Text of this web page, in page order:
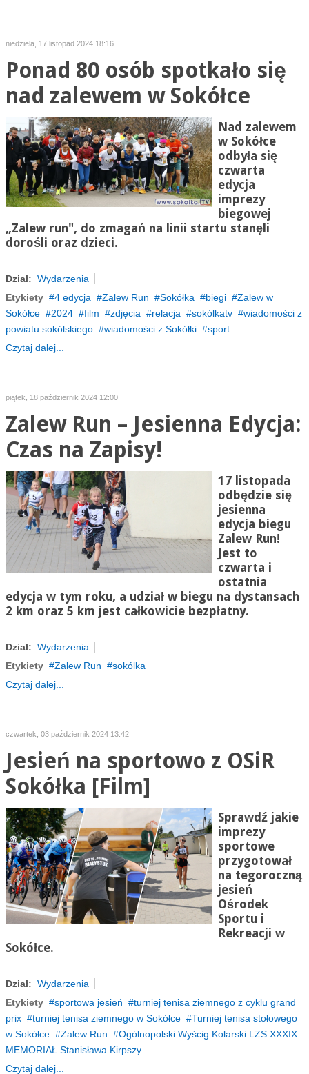
niedziela, 17 listopad 2024 18:16
Ponad 80 osób spotkało się
nad zalewem w Sokółce
Nad zalewem
w Sokółce
odbyła się
czwarta
edycja
imprezy
biegowej
„Zalew run", do zmagań na linii startu stanęli
dorośli oraz dzieci.
Dział: Wydarzenia
Etykiety
4 edycja Zalew Run Sokółka biegi
Zalew w
Sokółce
2024 film zdjęcia relacja sokólkatv
wiadomości z
powiatu sokólskiego
wiadomości z Sokółki
sport
Czytaj dalej...
piątek, 18 październik 2024 12:00
Zalew Run – Jesienna Edycja:
Czas na Zapisy!
17 listopada
odbędzie się
jesienna
edycja biegu
Zalew Run!
Jest to
czwarta i
ostatnia
edycja w tym roku, a udział w biegu na dystansach
2 km oraz 5 km jest całkowicie bezpłatny.
Dział: Wydarzenia
Etykiety
Zalew Run
sokólka
Czytaj dalej...
czwartek, 03 październik 2024 13:42
Jesień na sportowo z OSiR
Sokółka [Film]
Sprawdź jakie
imprezy
sportowe
przygotował
na tegoroczną
jesień
Ośrodek
Sportu i
Rekreacji w
Sokółce.
Dział: Wydarzenia
Etykiety
sportowa jesień
turniej tenisa ziemnego z cyklu grand
prix
turniej tenisa ziemnego w Sokółce
Turniej tenisa stołowego
w Sokółce
Zalew Run
Ogólnopolski Wyścig Kolarski LZS XXXIX
MEMORIAŁ Stanisława Kirpszy
Czytaj dalej...